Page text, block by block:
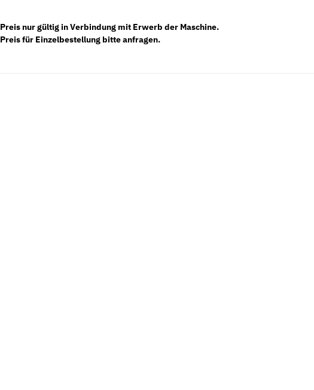
Preis nur gültig in Verbindung mit Erwerb der Maschine.
Preis für Einzelbestellung bitte anfragen.